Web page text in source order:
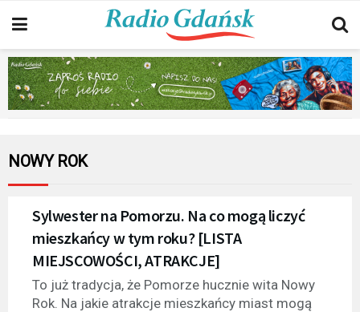
NOWY ROK
Sylwester na Pomorzu. Na co mogą liczyć
mieszkańcy w tym roku? [LISTA
MIEJSCOWOŚCI, ATRAKCJE]
To już tradycja, że Pomorze hucznie wita Nowy
Rok. Na jakie atrakcje mieszkańcy miast mogą